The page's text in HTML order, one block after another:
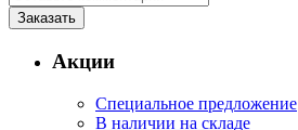
Акции
Специальное предложение
В наличии на складе